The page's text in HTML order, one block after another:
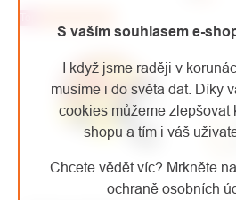
S vaším souhlasem e-
I když jsme raději v
musíme i do světa dat. Díky
cookies můžeme zlepšovat
shopu a tím i váš
Chcete vědět víc? Mrkněte
ochraně osobních